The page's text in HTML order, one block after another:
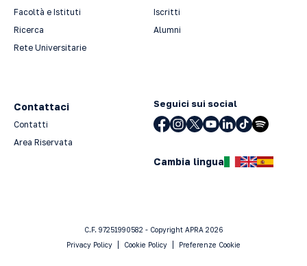
Facoltà e Istituti
Ricerca
Rete Universitarie
Iscritti
Alumni
Contattaci
Contatti
Area Riservata
Seguici sui social
Cambia lingua
C.F. 97251990582 - Copyright APRA 2026
Privacy Policy
Cookie Policy Preferenze Cookie